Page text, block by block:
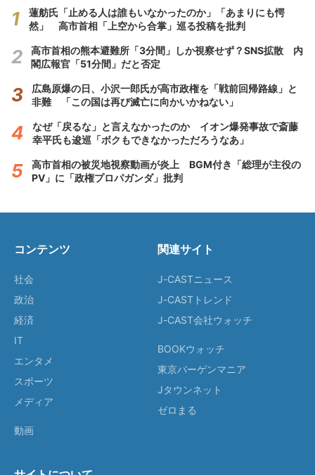
蓮舫氏「止める人は誰もいなかったのか」「あまりにも愕
然」 高市首相「上空から合掌」巡る投稿を批判
高市首相の熊本避難所「3分間」しか視察せず？SNS拡散 内
閣広報官「51分間」だと否定
広島原爆の日、小沢一郎氏が高市政権を「戦前回帰路線」と
非難 「この国は再び滅亡に向かいかねない」
なぜ「戻るな」と言えなかったのか イオン爆発事故で斎藤
幸平氏も逡巡「ボクもできなかっただろうなあ」
高市首相の被災地視察動画が炎上 BGM付き「総理が主役の
PV」に「政権プロパガンダ」批判
コンテンツ
社会
政治
経済
IT
エンタメ
スポーツ
メディア
動画
関連サイト
J-CASTニュース
J-CASTトレンド
J-CAST会社ウォッチ
BOOKウォッチ
東京バーゲンマニア
Jタウンネット
ゼロまる